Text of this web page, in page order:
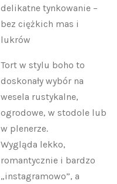
delikatne tynkowanie –
bez ciężkich mas i
lukrów
Tort w stylu boho to
doskonały wybór na
wesela rustykalne,
ogrodowe, w stodole lub
w plenerze.
Wygląda lekko,
romantycznie i bardzo
„instagramowo”, a